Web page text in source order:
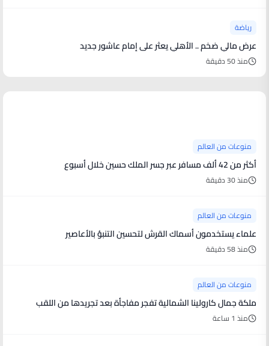
رياضة
عرض مالي ضخم .. الأهلي يعثر على إمام عاشور جديد
منذ 50 دقيقة
منوعات من العالم
أكثر من 42 ألف مسافر عبر جسر الملك حسين خلال أسبوع
منذ 30 دقيقة
منوعات من العالم
علماء يستخدمون أسماك القرش لتحسين التنبؤ بالأعاصير
منذ 58 دقيقة
منوعات من العالم
ملكة جمال كارولينا الشمالية تفجر مفاجأة بعد تجريدها من اللقب
منذ 1 ساعة